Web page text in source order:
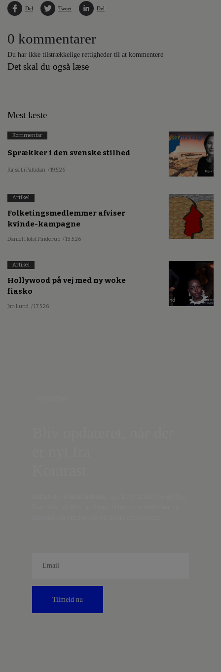
Del Tweet Del
0 kommentarer
Du har ikke tilstrækkelige rettigheder til at kommentere
Det skal du også læse
Mest læste
Kommentar
Sprækker i den svenske stilhed
Kajsa Li Paludan / 19.5.26
Artikel
Folketingsmedlemmer afviser
kvinde-kampagne
Daniel Holst Pinderup / 13.5.26
Artikel
Hollywood på vej med ny woke
fiasko
Jan Lund / 17.5.26
Tilmeld nu